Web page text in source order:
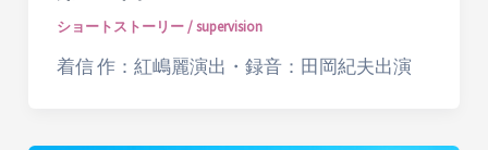
ショートストーリー/supervision
着信 作：紅嶋麗演出・録音：田岡紀夫出演